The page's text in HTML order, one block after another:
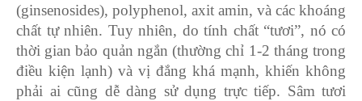
(ginsenosides), polyphenol, axit amin, và các khoáng
chất tự nhiên. Tuy nhiên, do tính chất “tươi”, nó có
thời gian bảo quản ngắn (thường chỉ 1-2 tháng trong
điều kiện lạnh) và vị đắng khá mạnh, khiến không
phải ai cũng dễ dàng sử dụng trực tiếp. Sâm tươi